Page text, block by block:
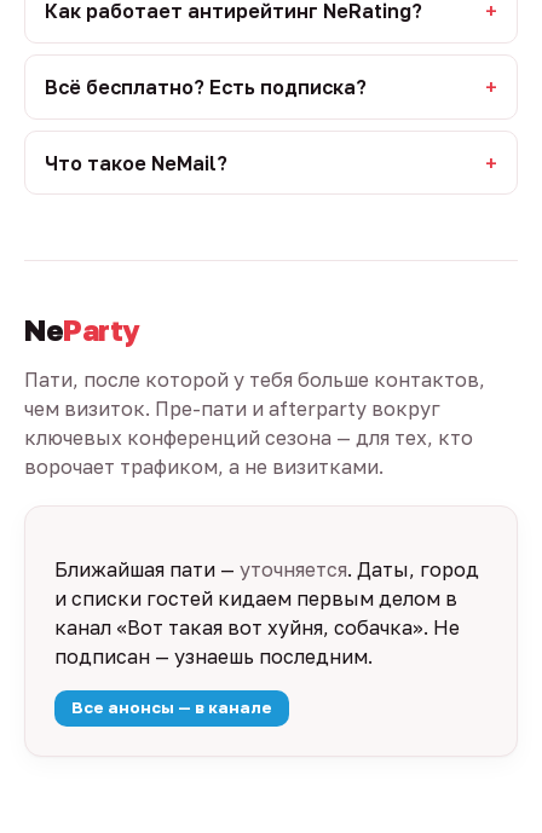
Как работает антирейтинг NeRating?
Всё бесплатно? Есть подписка?
Что такое NeMail?
NeParty
Пати, после которой у тебя больше контактов,
чем визиток. Пре-пати и afterparty вокруг
ключевых конференций сезона — для тех, кто
ворочает трафиком, а не визитками.
Ближайшая пати — уточняется. Даты, город
и списки гостей кидаем первым делом в
канал «Вот такая вот хуйня, собачка». Не
подписан — узнаешь последним.
Все анонсы — в канале